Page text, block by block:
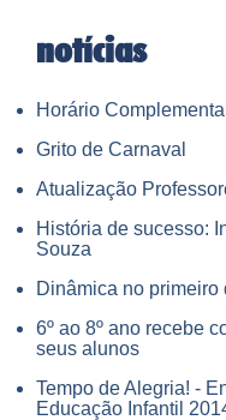
notícias
Horário
Grito de Carnaval
Atualização
História de sucesso:
Souza
Dinâmica no primeiro
6º ao 8º ano recebe
seus alunos
Tempo de Alegria! -
Educação Infantil